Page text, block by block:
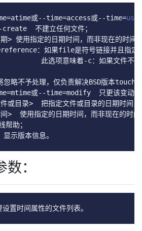
=atime或--time=access或--time=use
-create 不建立任何文件；
> 使用指定的日期时间，而非现在的时间
：如果file是符号链接并且指定
此选项意味着-c：如果文件不
忽略不予处理，仅负责解决BSD版本touch
=mtime或--time=modify
只更该变动
或目录>
把指定文件或目录的日期时间
>
使用指定的日期时间，而非现在的时间
帮助；
显示版本信息。
：
置时间属性的文件列表。